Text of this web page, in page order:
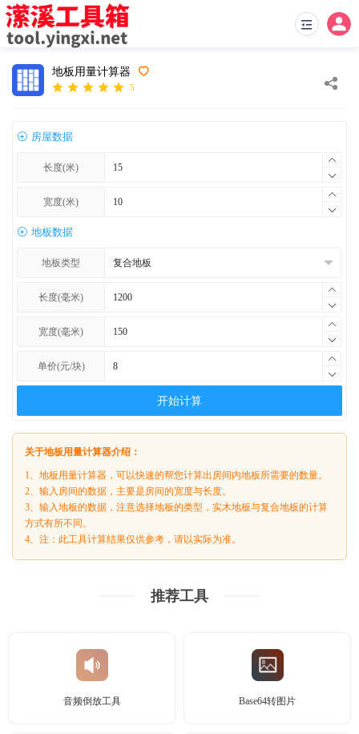
地板用量计算器
5
房屋数据
长度(米)
宽度(米)
地板数据
地板类型
长度(毫米)
宽度(毫米)
单价(元/块)
开始计算
关于地板用量计算器介绍：
1、地板用量计算器，可以快速的帮您计算出房间内地板所需要的数量。
2、输入房间的数据，主要是房间的宽度与长度。
3、输入地板的数据，注意选择地板的类型，实木地板与复合地板的计算
方式有所不同。
4、注：此工具计算结果仅供参考，请以实际为准。
推荐工具
音频倒放工具 Base64转图片